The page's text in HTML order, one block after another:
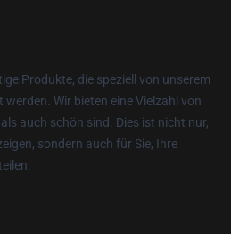
Produkte, die speziell von unserem
Wir bieten eine Vielzahl von
auch schön sind. Dies ist nicht nur,
sondern auch für Sie, Ihre